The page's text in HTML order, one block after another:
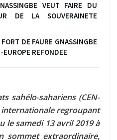
VEUT FAIRE DU
DE LA SOUVERAINETE
DE FAURE GNASSINGBE
REFONDEE
sahélo-sahariens (CEN-
regroupant
le samedi 13 avril 2019 à
sommet extraordinaire,